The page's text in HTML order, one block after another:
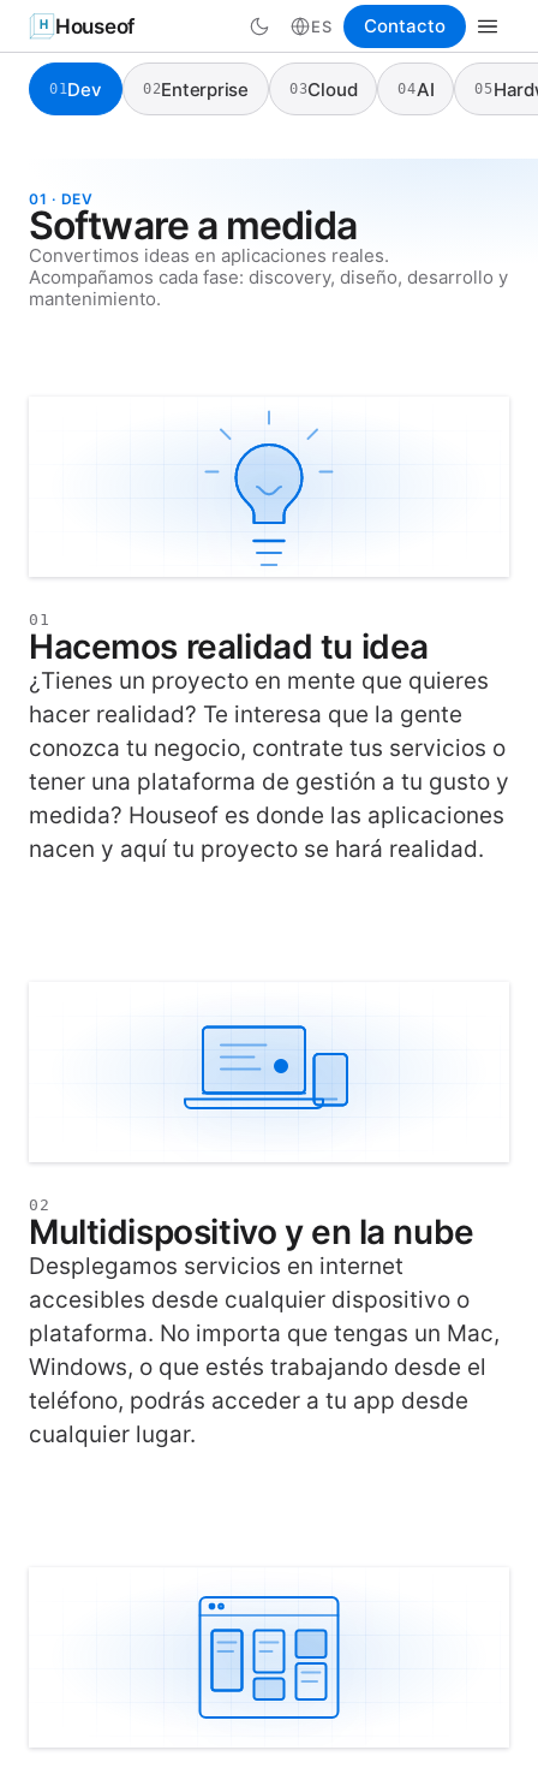
Houseof ES Contacto
01Dev 02Enterprise 03Cloud 04AI 05
01 · DEV
Software a medida
Convertimos ideas en aplicaciones reales.
Acompañamos cada fase: discovery, diseño, desarrollo y
mantenimiento.
01
Hacemos realidad tu idea
¿Tienes un proyecto en mente que quieres
hacer realidad? Te interesa que la gente
conozca tu negocio, contrate tus servicios o
tener una plataforma de gestión a tu gusto y
medida? Houseof es donde las aplicaciones
nacen y aquí tu proyecto se hará realidad.
02
Multidispositivo y en la nube
Desplegamos servicios en internet
accesibles desde cualquier dispositivo o
plataforma. No importa que tengas un Mac,
Windows, o que estés trabajando desde el
teléfono, podrás acceder a tu app desde
cualquier lugar.